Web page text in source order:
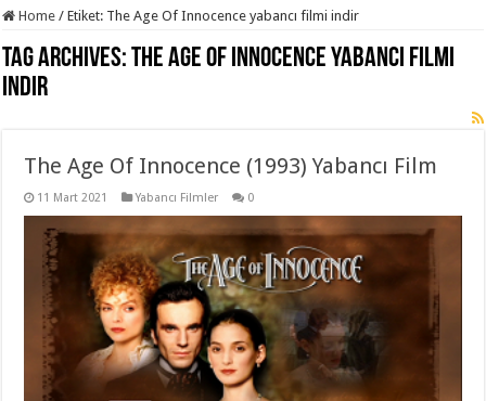
Home / Etiket: The Age Of Innocence yabancı filmi indir
Tag Archives:The Age Of Innocence yabancı filmi
indir
The Age Of Innocence (1993) Yabancı Film
11 Mart 2021 Yabancı Filmler 0